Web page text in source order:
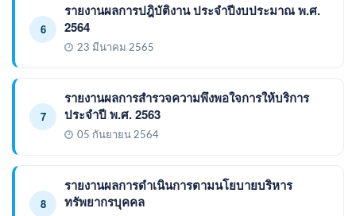
6
รายงานผลการปฎิบัติงาน ประจำปีงบประมาณ พ.ศ.
2564
23 มีนาคม 2565
7
รายงานผลการสำรวจความพึงพอใจการให้บริการ
ประจำปี พ.ศ. 2563
05 กันยายน 2564
8
รายงานผลการดำเนินการตามนโยบายบริหาร
ทรัพยากรบุคคล